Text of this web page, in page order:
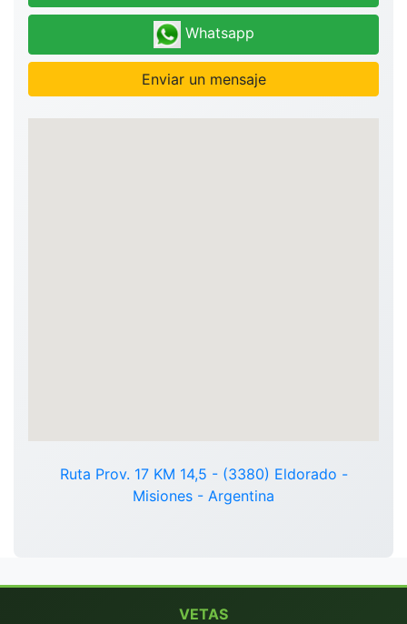
Whatsapp
Enviar un mensaje
Ruta Prov. 17 KM 14,5 - (3380) Eldorado -
Misiones - Argentina
VETAS